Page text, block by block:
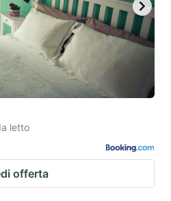
key
to
get
the
keyboard
changing
letto
offerta